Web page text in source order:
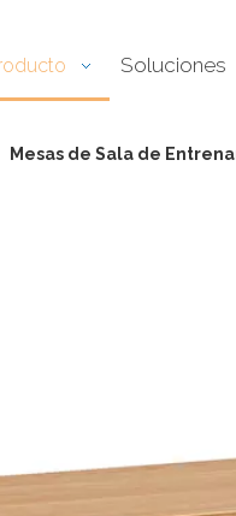
Soluciones
Mesas de Sala de